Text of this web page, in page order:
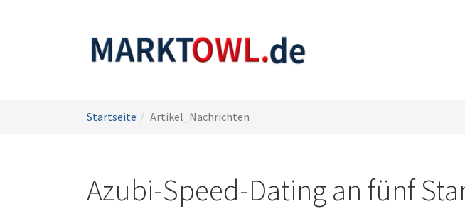
sind
Startseite Artikel_Nachrichten
Azubi-Speed-Dating an fünf